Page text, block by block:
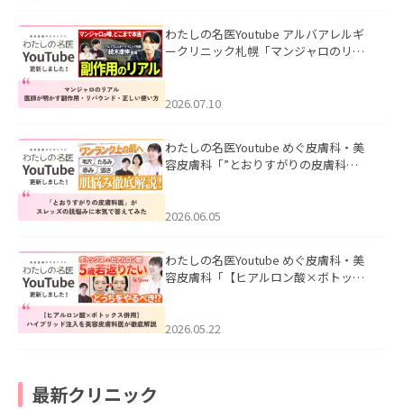
わたしの名医Youtube アルバアレルギ
ークリニック札幌「マンジャロのリア
た。
2026.07.10
わたしの名医Youtube めぐ皮膚科・美
容皮膚科「”とおりすがりの皮膚科
2026.06.05
わたしの名医Youtube めぐ皮膚科・美
容皮膚科「【ヒアルロン酸×ボトック
た。
2026.05.22
最新クリニック